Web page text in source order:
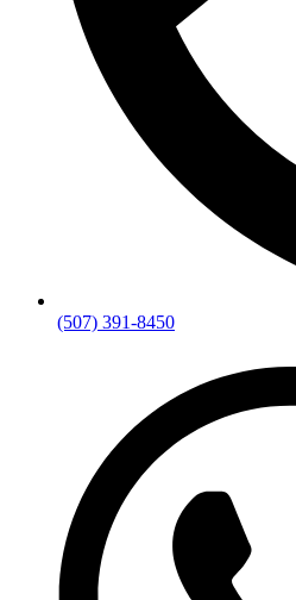
(507) 391-8450